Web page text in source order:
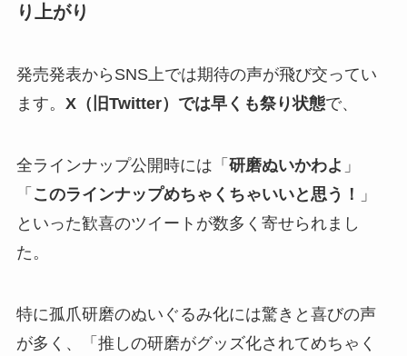
り上がり
発売発表からSNS上では期待の声が飛び交ってい
ます。 X（旧Twitter）では早くも祭り状態で、
全ラインナップ公開時には「 研磨ぬいかわよ 」
「 このラインナップめちゃくちゃいいと思う！
」
といった歓喜のツイートが数多く寄せられまし
た。
特に孤爪研磨のぬいぐるみ化には驚きと喜びの声
が多く、「推しの研磨がグッズ化されてめちゃく